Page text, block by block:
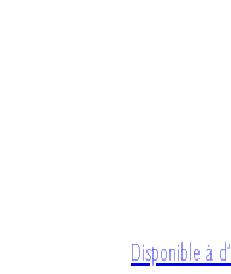
Disponible à